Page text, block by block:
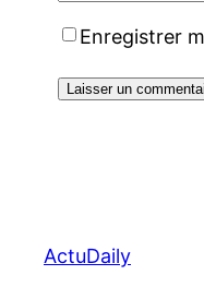
Enregistrer
ActuDaily